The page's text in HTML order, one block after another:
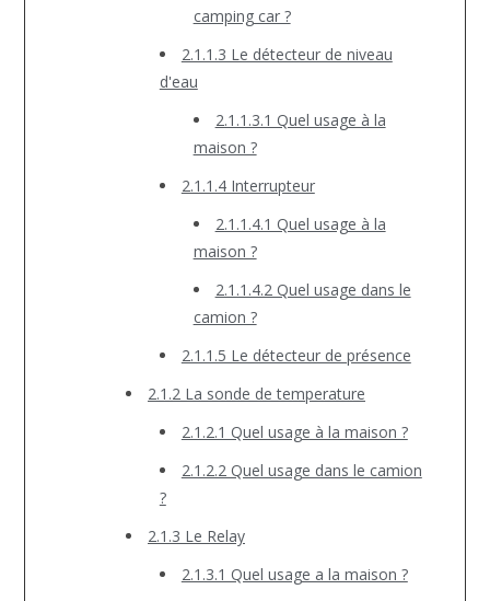
camping car ?
2.1.1.3 Le détecteur de niveau
d'eau
2.1.1.3.1 Quel usage à la
maison ?
2.1.1.4 Interrupteur
2.1.1.4.1 Quel usage à la
maison ?
2.1.1.4.2 Quel usage dans le
camion ?
2.1.1.5 Le détecteur de présence
2.1.2 La sonde de temperature
2.1.2.1 Quel usage à la maison ?
2.1.2.2 Quel usage dans le camion
?
2.1.3 Le Relay
2.1.3.1 Quel usage a la maison ?